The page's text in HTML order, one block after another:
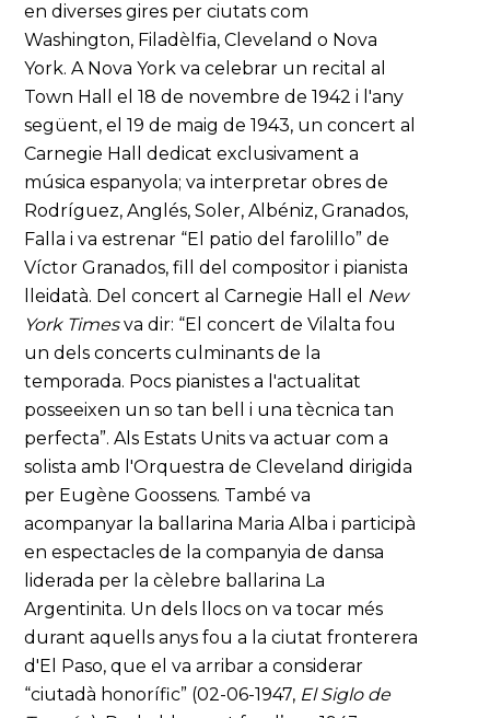
en diverses gires per ciutats com
Washington, Filadèlfia, Cleveland o Nova
York. A Nova York va celebrar un recital al
Town Hall el 18 de novembre de 1942 i l'any
següent, el 19 de maig de 1943, un concert al
Carnegie Hall dedicat exclusivament a
música espanyola; va interpretar obres de
Rodríguez, Anglés, Soler, Albéniz, Granados,
Falla i va estrenar “El patio del farolillo” de
Víctor Granados, fill del compositor i pianista
lleidatà. Del concert al Carnegie Hall el New
York Timesva dir: “El concert de Vilalta fou
un dels concerts culminants de la
temporada. Pocs pianistes a l'actualitat
posseeixen un so tan bell i una tècnica tan
perfecta”. Als Estats Units va actuar com a
solista amb l'Orquestra de Cleveland dirigida
per Eugène Goossens. També va
acompanyar la ballarina Maria Alba i participà
en espectacles de la companyia de dansa
liderada per la cèlebre ballarina La
Argentinita. Un dels llocs on va tocar més
durant aquells anys fou a la ciutat fronterera
d'El Paso, que el va arribar a considerar
“ciutadà honorífic” (02-06-1947, El Siglo de